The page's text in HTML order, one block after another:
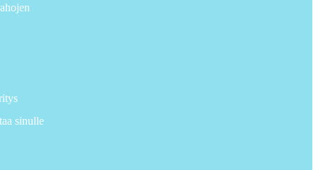
sinulle